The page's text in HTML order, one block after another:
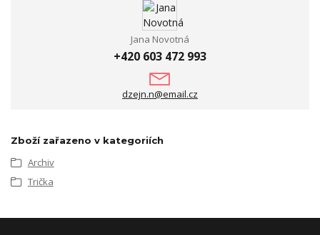
Jana Novotná
+420 603 472 993
dzejn.n@email.cz
Zboží zařazeno v kategoriích
Archiv
Trička